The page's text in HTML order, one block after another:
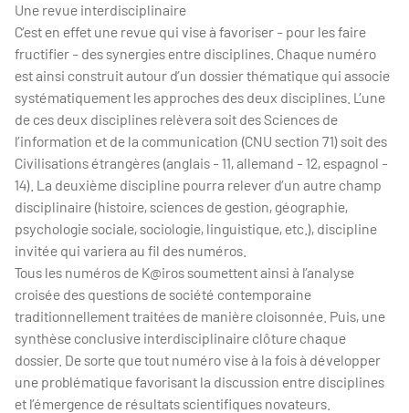
Une revue interdisciplinaire
C’est en effet une revue qui vise à favoriser - pour les faire
fructifier - des synergies entre disciplines. Chaque numéro
est ainsi construit autour d’un dossier thématique qui associe
systématiquement les approches des deux disciplines. L’une
de ces deux disciplines relèvera soit des Sciences de
l’information et de la communication (CNU section 71) soit des
Civilisations étrangères (anglais - 11, allemand - 12, espagnol -
14). La deuxième discipline pourra relever d’un autre champ
disciplinaire (histoire, sciences de gestion, géographie,
psychologie sociale, sociologie, linguistique, etc.), discipline
invitée qui variera au fil des numéros.
Tous les numéros de K@iros soumettent ainsi à l’analyse
croisée des questions de société contemporaine
traditionnellement traitées de manière cloisonnée. Puis, une
synthèse conclusive interdisciplinaire clôture chaque
dossier. De sorte que tout numéro vise à la fois à développer
une problématique favorisant la discussion entre disciplines
et l’émergence de résultats scientifiques novateurs.